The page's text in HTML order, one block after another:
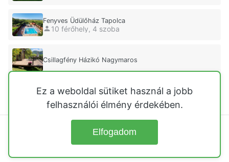
Fenyves Üdülőház Tapolca
10 férőhely, 4 szoba
Csillagfény Házikó Nagymaros
Vár-Lak Üdülőház Nagymaros
5 férőhely, 2 szoba
Ez a weboldal sütiket használ a jobb
felhasználói élmény érdekében.
Elfogadom